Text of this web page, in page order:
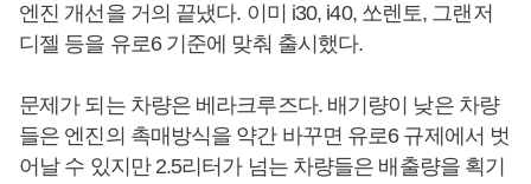
엔진 개선을 거의 끝냈다. 이미 i30, i40, 쏘렌토, 그랜저
디젤 등을 유로6 기준에 맞춰 출시했다.
문제가 되는 차량은 베라크루즈다. 배기량이 낮은 차량
들은 엔진의 촉매방식을 약간 바꾸면 유로6 규제에서 벗
어날 수 있지만 2.5리터가 넘는 차량들은 배출량을 획기